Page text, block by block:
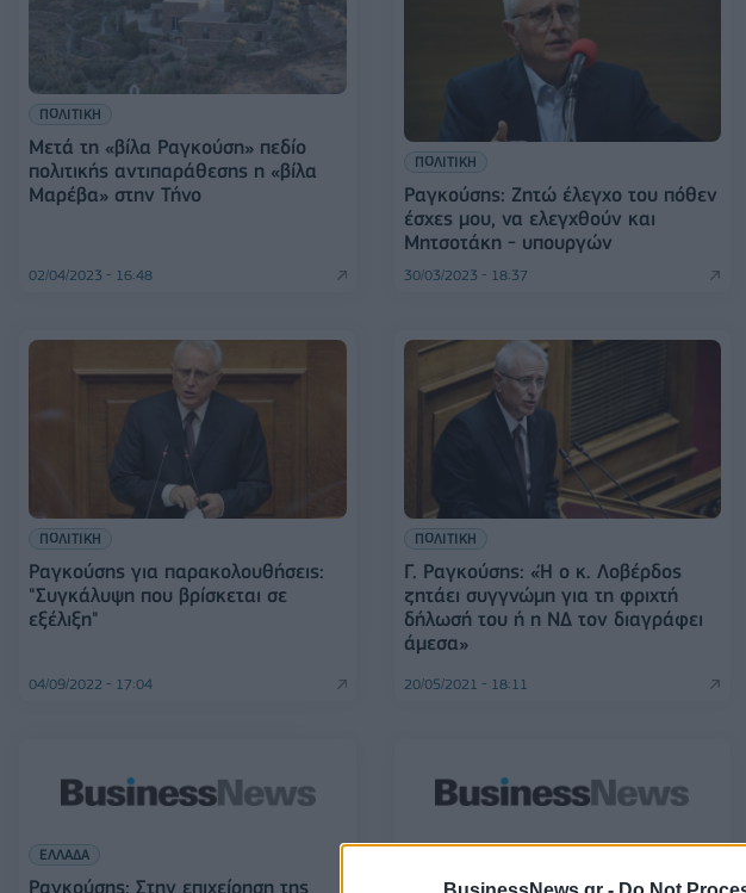
ΠΟΛΙΤΙΚΗ
Μετά τη «βίλα Ραγκούση» πεδίο
πολιτικής αντιπαράθεσης η «βίλα
Μαρέβα» στην Τήνο
02/04/2023 - 16:48
ΠΟΛΙΤΙΚΗ
Ραγκούσης: Ζητώ έλεγχο του πόθεν
έσχες μου, να ελεγχθούν και
Μητσοτάκη - υπουργών
30/03/2023 - 18:37
ΠΟΛΙΤΙΚΗ
Ραγκούσης για παρακολουθήσεις:
"Συγκάλυψη που βρίσκεται σε
εξέλιξη"
04/09/2022 - 17:04
ΠΟΛΙΤΙΚΗ
Γ. Ραγκούσης: «Ή ο κ. Λοβέρδος
ζητάει συγγνώμη για τη φριχτή
δήλωσή του ή η ΝΔ τον διαγράφει
άμεσα»
20/05/2021 - 18:11
ΕΛΛΑΔΑ
Ραγκούσης: Στην επιχείρηση της
Γ. Ραγκούσης: Επιδεινώνεται το